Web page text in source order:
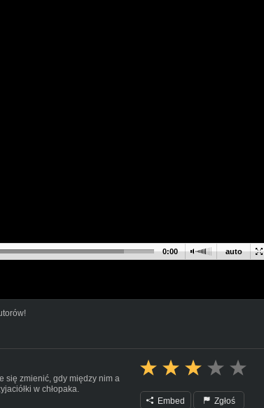
auto
0:00
się zmienić, gdy między nim a
w chłopaka.
Embed
Zgłoś